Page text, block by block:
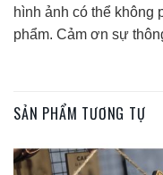
hình ảnh có thể không
phẩm. Cảm ơn sự
SẢN PHẨM TƯƠNG TỰ